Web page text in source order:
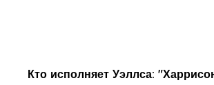
Кто исполняет Уэллса: